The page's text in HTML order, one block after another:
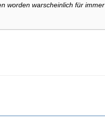
worden warscheinlich für immer